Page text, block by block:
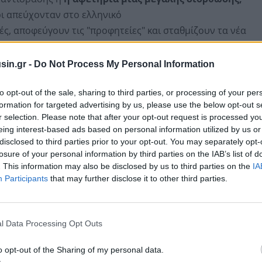
- Do Not Process My Personal Information
opt-out of the sale, sharing to third parties, or processing of your
for targeted advertising by us, please use the below opt-out
selection. Please note that after your opt-out request is processed
interest-based ads based on personal information utilized by us
to third parties prior to your opt-out. You may separately
of your personal information by third parties on the IAB’s list of
This information may also be disclosed by us to third parties on the
Participants that may further disclose it to other third parties.
Data Processing Opt Outs
opt-out of the Sharing of my personal data.
απεύχονταν στο ελληνικό
αποφεύγουν τις "προφητείες" και σταθμίζουν τα νέα
στην παγκόσμια οικονομία, μετά την νέα
της εκεχειρία ΗΠΑ-Ιράν.
και οι επενδυτές "στριμώχνονται στην έξοδο",
Καθοριστική παράμετρος για την
τις επόμενες μέρες θα είναι οι εξελίξεις στον
ροή ενεργειακών πόρων, καθώς τα Στενά του Ορμούζ